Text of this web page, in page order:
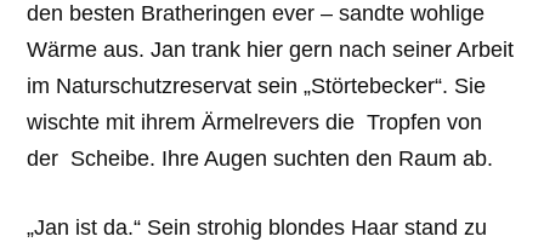
den besten Bratheringen ever – sandte wohlige
Wärme aus. Jan trank hier gern nach seiner Arbeit
im Naturschutzreservat sein „Störtebecker“. Sie
wischte mit ihrem Ärmelrevers die Tropfen von
der Scheibe. Ihre Augen suchten den Raum ab.
„Jan ist da.“ Sein strohig blondes Haar stand zu